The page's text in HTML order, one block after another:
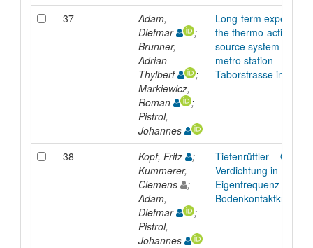
37
Adam,
Dietmar
;
Brunner,
Adrian
Thylbert
;
Markiewicz,
Roman
;
Pistrol,
Johannes
Long-term
the thermo-active
source system at the
metro station
Taborstrasse in
38 Kopf, Fritz
;
Kummerer,
Clemens
;
Adam,
Dietmar
;
Pistrol,
Johannes
Tiefenrüttler –
Verdichtung in
Eigenfrequenz der
Bodenkontaktkraft